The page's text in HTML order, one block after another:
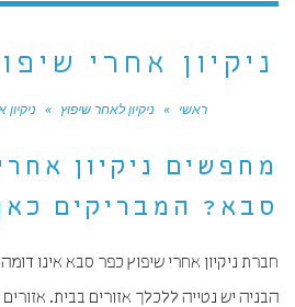
ניקיון אחרי
ראשי » ניקיון לאחר שיפוץ »
מחפשים ניקיון
סבא? המבריקים
חברת ניקיון אחרי שיפוץ כפר סבא אינו דומה
הבניה יש נטייה ללכלך אזורים בבית.